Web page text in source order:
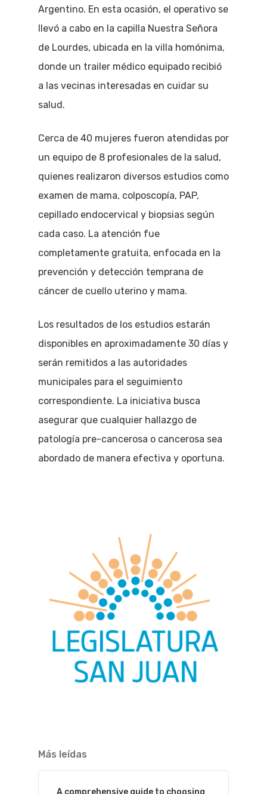
Argentino. En esta ocasión, el operativo se
llevó a cabo en la capilla Nuestra Señora
de Lourdes, ubicada en la villa homónima,
donde un trailer médico equipado recibió
a las vecinas interesadas en cuidar su
salud.
Cerca de 40 mujeres fueron atendidas por
un equipo de 8 profesionales de la salud,
quienes realizaron diversos estudios como
examen de mama, colposcopía, PAP,
cepillado endocervical y biopsias según
cada caso. La atención fue
completamente gratuita, enfocada en la
prevención y detección temprana de
cáncer de cuello uterino y mama.
Los resultados de los estudios estarán
disponibles en aproximadamente 30 días y
serán remitidos a las autoridades
municipales para el seguimiento
correspondiente. La iniciativa busca
asegurar que cualquier hallazgo de
patología pre-cancerosa o cancerosa sea
abordado de manera efectiva y oportuna.
Más leídas
A comprehensive guide to choosing